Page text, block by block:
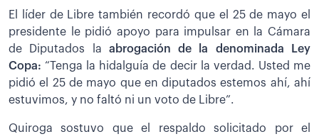
El líder de Libre también recordó que el 25 de mayo el
presidente le pidió apoyo para impulsar en la Cámara
de Diputados la abrogación de la denominada Ley
Copa: “Tenga la hidalguía de decir la verdad. Usted me
pidió el 25 de mayo que en diputados estemos ahí, ahí
estuvimos, y no faltó ni un voto de Libre”.
Quiroga sostuvo que el respaldo solicitado por el